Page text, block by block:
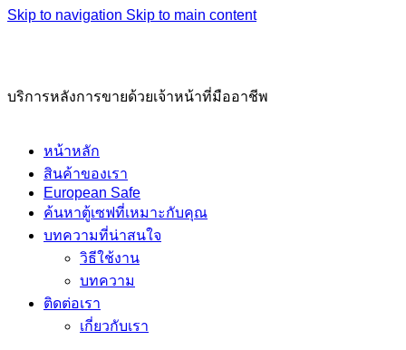
Skip to navigation Skip to main content
บริการหลังการขายด้วยเจ้าหน้าที่มืออาชีพ
หน้าหลัก
สินค้าของเรา
European Safe
ค้นหาตู้เซฟที่เหมาะกับคุณ
บทความที่น่าสนใจ
วิธีใช้งาน
บทความ
ติดต่อเรา
เกี่ยวกับเรา